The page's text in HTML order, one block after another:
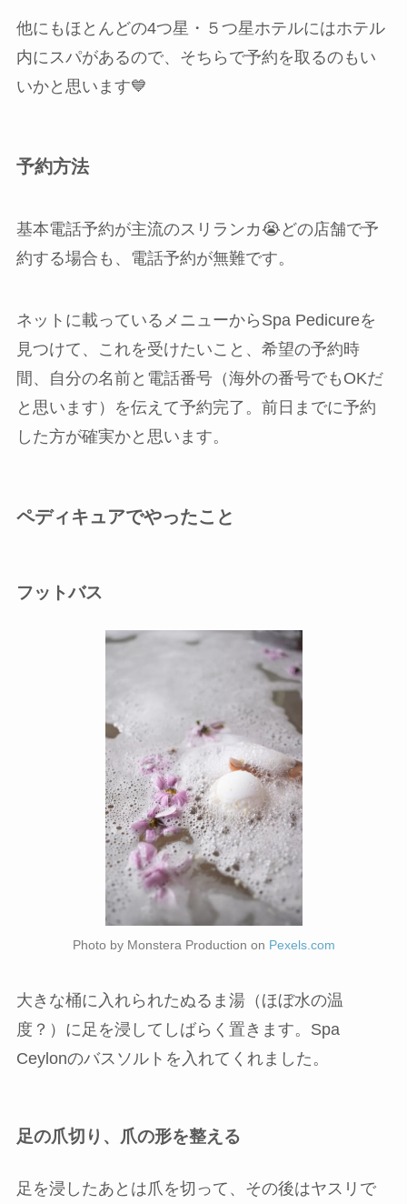
他にもほとんどの4つ星・５つ星ホテルにはホテル
内にスパがあるので、そちらで予約を取るのもい
いかと思います💙
予約方法
基本電話予約が主流のスリランカ😭どの店舗で予
約する場合も、電話予約が無難です。
ネットに載っているメニューからSpa Pedicureを
見つけて、これを受けたいこと、希望の予約時
間、自分の名前と電話番号（海外の番号でもOKだ
と思います）を伝えて予約完了。前日までに予約
した方が確実かと思います。
ペディキュアでやったこと
フットバス
Photo by Monstera Production on Pexels.com
大きな桶に入れられたぬるま湯（ほぼ水の温
度？）に足を浸してしばらく置きます。Spa
Ceylonのバスソルトを入れてくれました。
足の爪切り、爪の形を整える
足を浸したあとは爪を切って、その後はヤスリで